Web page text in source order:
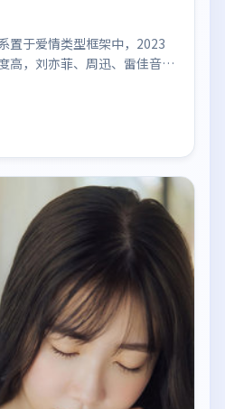
置于爱情类型框架中，2023
高，刘亦菲、周迅、雷佳音、
值得关注；整体气质偏中国香